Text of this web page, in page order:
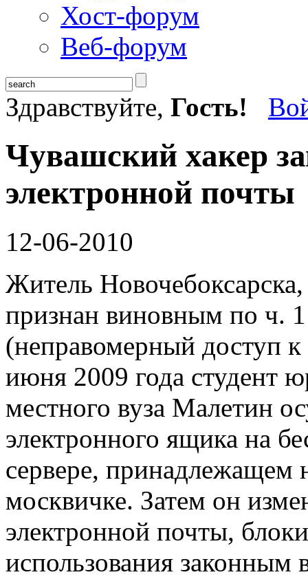
Хост-форум
Веб-форум
Здравствуйте, Гость!
Чувашский хакер
электронной почты
12-06-2010
Житель
признан виновным по ч.
(неправомерный доступ
июня 2009 года студент
местного вуза Малетин
электронного ящика на
сервере, принадлежащем
москвичке. Затем он
электронной почты,
использования законным